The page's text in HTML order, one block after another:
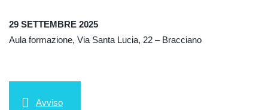
29 SETTEMBRE 2025
Aula formazione, Via Santa Lucia, 22 – Bracciano
Avviso